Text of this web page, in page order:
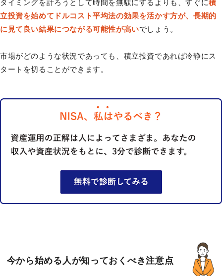
タイミングを計ろうとして時間を無駄にするよりも、すぐに積
立投資を始めてドルコスト平均法の効果を活かす方が、長期的
に見て良い結果につながる可能性が高いでしょう。
市場がどのような状況であっても、積立投資であれば冷静にス
タートを切ることができます。
今から始める人が知っておくべき注意点